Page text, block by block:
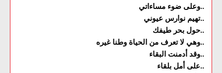
وعلى ضوء مساءاتي..
تهيم نوارس عيوني..
حول بحر طيفك..
وهي لا تعرف من الحياة وطنا غيره..
وقد أدمنت البقاء..
على أمل بلقاء..